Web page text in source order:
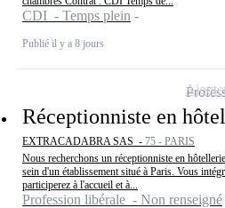
CDI - Temps plein
Publié il y a 8 jours
Réceptionniste en
EXTRACADABRA SAS - 75 - PARIS
Nous recherchons un réceptionniste en
sein d'un établissement situé à Paris. Vous
participerez à l'accueil et à...
Profession libérale - Non renseigné